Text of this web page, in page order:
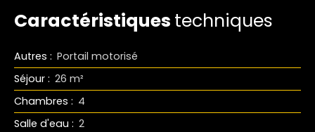
Caractéristiques techniques
Autres : Portail motorisé
Séjour : 26 m²
Chambres : 4
Salle d'eau : 2